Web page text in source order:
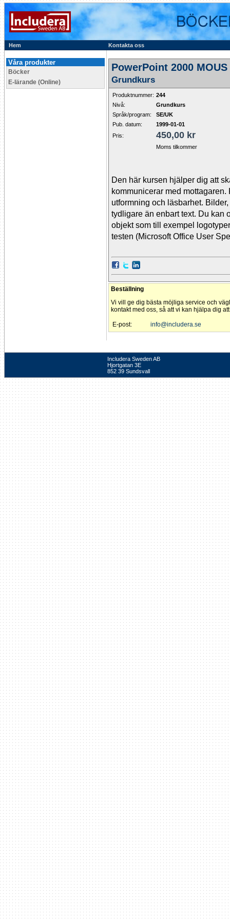
Hem Kontakta oss
Våra produkter
Böcker
E-lärande (Online)
PowerPoint 2000
Grundkurs
Produktnummer: 244
Nivå:
Grundkurs
Språk/program:
SE/UK
Pub. datum:
1999-01-01
Pris:
450,00 kr
Moms tilkommer
Den här kursen hjälper dig att
kommunicerar med
utformning och läsbarhet.
tydligare än enbart text. Du kan
objekt som till exempel
testen (Microsoft Office User
Beställning
Vi vill ge dig bästa möjliga service och
kontakt med oss, så att vi kan hjälpa dig
E-post: info@includera.se
Includera Sweden AB
Hjortgatan 3E
852 39 Sundsvall